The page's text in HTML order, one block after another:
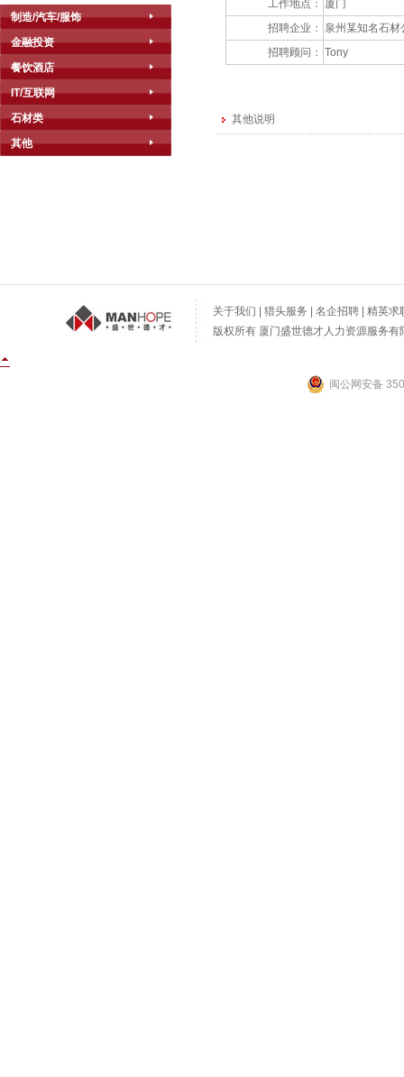
制造/汽车/服饰
金融投资
餐饮酒店
IT/互联网
石材类
其他
工作地点：
厦门
招聘企业：
泉州某知名石材
招聘顾问： Tony
其他说明
关于我们 猎头服务 名企招聘
精英求
版权所有 厦门盛世德才人力资源服务
闽公网安备